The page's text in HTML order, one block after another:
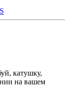
катушку,
на вашем